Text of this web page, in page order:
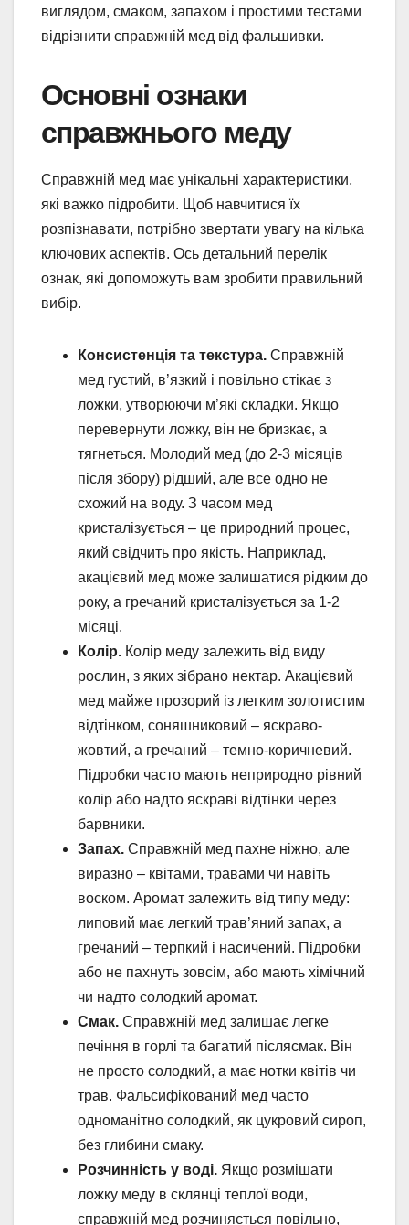
виглядом, смаком, запахом і простими тестами
відрізнити справжній мед від фальшивки.
Основні ознаки
справжнього меду
Справжній мед має унікальні характеристики,
які важко підробити. Щоб навчитися їх
розпізнавати, потрібно звертати увагу на кілька
ключових аспектів. Ось детальний перелік
ознак, які допоможуть вам зробити правильний
вибір.
Консистенція та текстура. Справжній
мед густий, в’язкий і повільно стікає з
ложки, утворюючи м’які складки. Якщо
перевернути ложку, він не бризкає, а
тягнеться. Молодий мед (до 2-3 місяців
після збору) рідший, але все одно не
схожий на воду. З часом мед
кристалізується – це природний процес,
який свідчить про якість. Наприклад,
акацієвий мед може залишатися рідким до
року, а гречаний кристалізується за 1-2
місяці.
Колір. Колір меду залежить від виду
рослин, з яких зібрано нектар. Акацієвий
мед майже прозорий із легким золотистим
відтінком, соняшниковий – яскраво-
жовтий, а гречаний – темно-коричневий.
Підробки часто мають неприродно рівний
колір або надто яскраві відтінки через
барвники.
Запах. Справжній мед пахне ніжно, але
виразно – квітами, травами чи навіть
воском. Аромат залежить від типу меду:
липовий має легкий трав’яний запах, а
гречаний – терпкий і насичений. Підробки
або не пахнуть зовсім, або мають хімічний
чи надто солодкий аромат.
Смак. Справжній мед залишає легке
печіння в горлі та багатий післясмак. Він
не просто солодкий, а має нотки квітів чи
трав. Фальсифікований мед часто
одноманітно солодкий, як цукровий сироп,
без глибини смаку.
Розчинність у воді. Якщо розмішати
ложку меду в склянці теплої води,
справжній мед розчиняється повільно,